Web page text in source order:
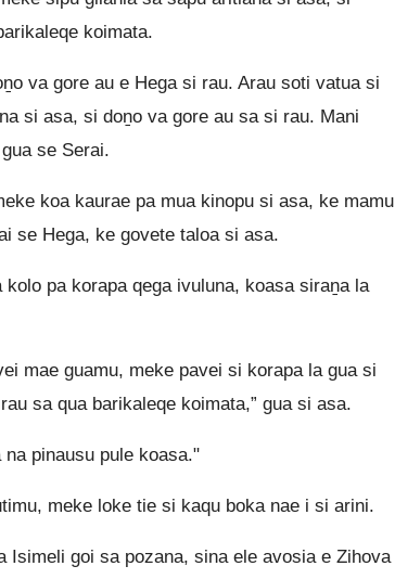
koimata.
va gore au e Hega si rau. Arau soti vatua si
si asa, si doṉo va gore au sa si rau. Mani
se Serai.
koa kaurae pa mua kinopu si asa, ke mamu
se Hega, ke govete taloa si asa.
pa korapa qega ivuluna, koasa siraṉa la
mae guamu, meke pavei si korapa la gua si
sa qua barikaleqe koimata,” gua si asa.
pinausu pule koasa."
meke loke tie si kaqu boka nae i si arini.
Isimeli goi sa pozana, sina ele avosia e Zihova